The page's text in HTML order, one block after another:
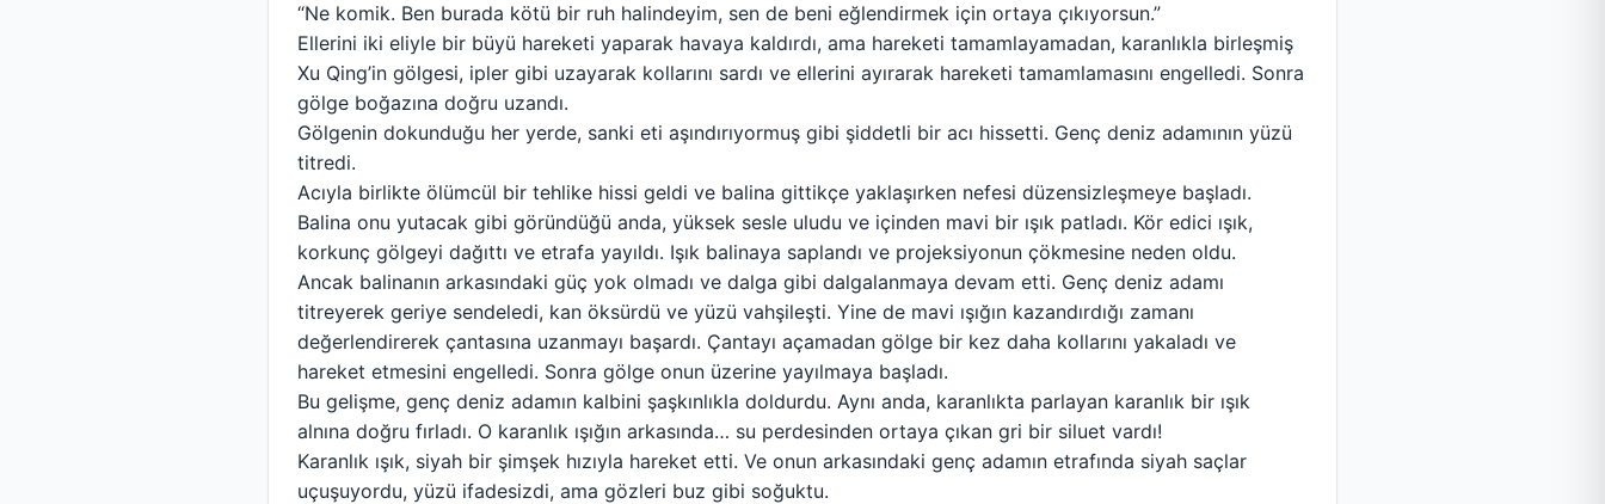
“Ne komik. Ben burada kötü bir ruh halindeyim, sen de beni eğlendirmek için ortaya çıkıyorsun.”
Ellerini iki eliyle bir büyü hareketi yaparak havaya kaldırdı, ama hareketi tamamlayamadan, karanlıkla birleşmiş
Xu Qing’in gölgesi, ipler gibi uzayarak kollarını sardı ve ellerini ayırarak hareketi tamamlamasını engelledi. Sonra
gölge boğazına doğru uzandı.
Gölgenin dokunduğu her yerde, sanki eti aşındırıyormuş gibi şiddetli bir acı hissetti. Genç deniz adamının yüzü
titredi.
Acıyla birlikte ölümcül bir tehlike hissi geldi ve balina gittikçe yaklaşırken nefesi düzensizleşmeye başladı.
Balina onu yutacak gibi göründüğü anda, yüksek sesle uludu ve içinden mavi bir ışık patladı. Kör edici ışık,
korkunç gölgeyi dağıttı ve etrafa yayıldı. Işık balinaya saplandı ve projeksiyonun çökmesine neden oldu.
Ancak balinanın arkasındaki güç yok olmadı ve dalga gibi dalgalanmaya devam etti. Genç deniz adamı
titreyerek geriye sendeledi, kan öksürdü ve yüzü vahşileşti. Yine de mavi ışığın kazandırdığı zamanı
değerlendirerek çantasına uzanmayı başardı. Çantayı açamadan gölge bir kez daha kollarını yakaladı ve
hareket etmesini engelledi. Sonra gölge onun üzerine yayılmaya başladı.
Bu gelişme, genç deniz adamın kalbini şaşkınlıkla doldurdu. Aynı anda, karanlıkta parlayan karanlık bir ışık
alnına doğru fırladı. O karanlık ışığın arkasında… su perdesinden ortaya çıkan gri bir siluet vardı!
Karanlık ışık, siyah bir şimşek hızıyla hareket etti. Ve onun arkasındaki genç adamın etrafında siyah saçlar
uçuşuyordu, yüzü ifadesizdi, ama gözleri buz gibi soğuktu.